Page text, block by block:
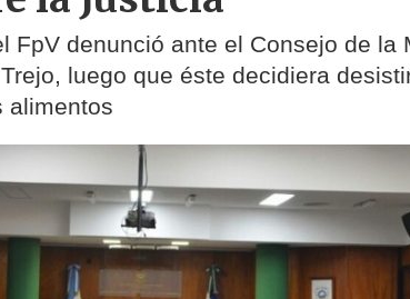
FpV denunció ante el Consejo de la
luego que éste decidiera
alimentos